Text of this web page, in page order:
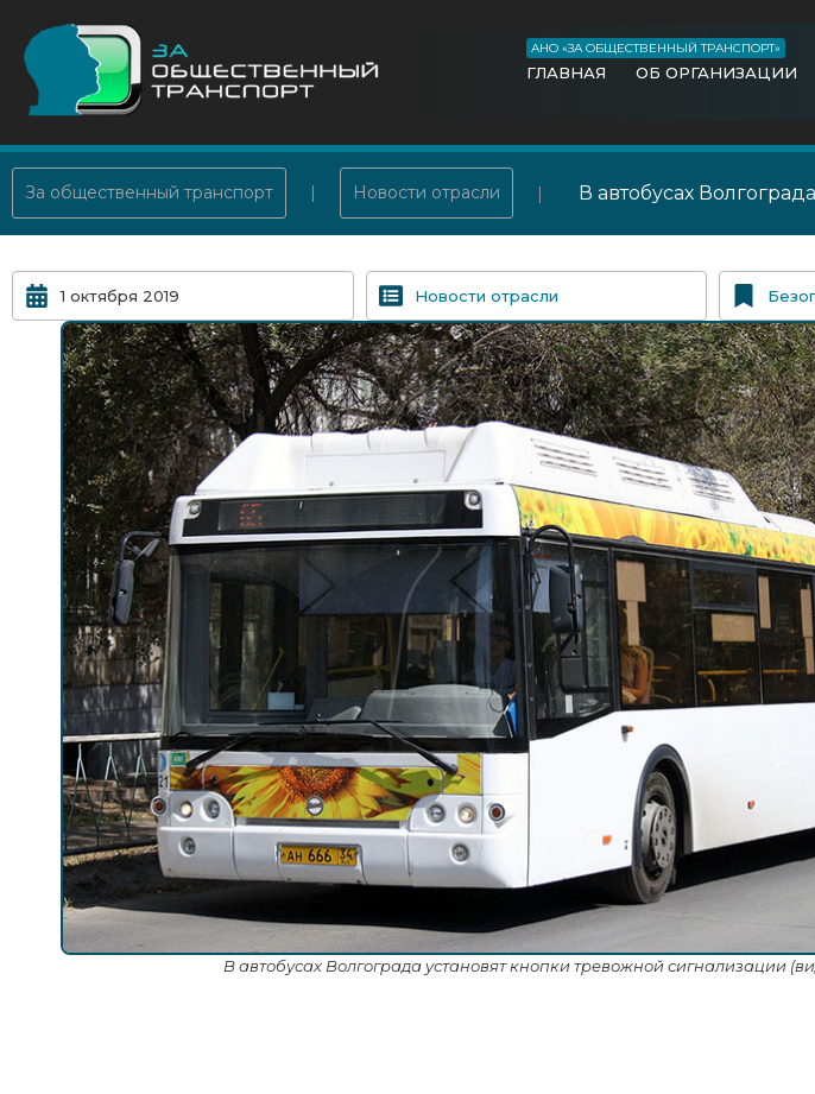
ГЛАВНАЯ
АНО «ЗА ОБЩЕСТВЕННЫЙ ТРАНСПОРТ»
ОБ ОРГАНИЗАЦИИ
За общественный транспорт Новости отрасли В автобусах
1 октября 2019 Новости отрасли
В автобусах Волгограда установят кнопки тревожной сигнализации